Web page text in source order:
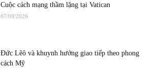
Cuộc cách mạng thầm lặng tại Vatican
07/08/2026
Đức Lêô và khuynh hướng giao tiếp theo phong
cách Mỹ